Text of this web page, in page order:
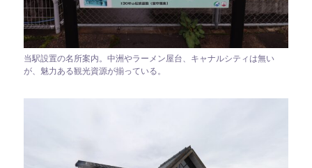
当駅設置の名所案内。中洲やラーメン屋台、キャナルシティは無い
が、魅力ある観光資源が揃っている。